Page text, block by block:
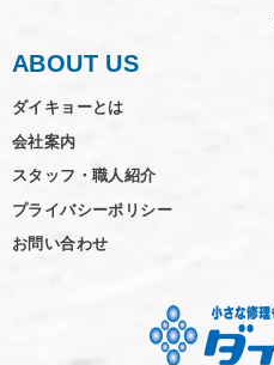
ABOUT US
ダイキョーとは
会社案内
スタッフ・職人紹介
プライバシーポリシー
お問い合わせ